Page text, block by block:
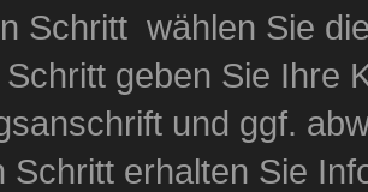
Schritt wählen Sie
geben Sie Ihre
und ggf.
Schritt erhalten Sie